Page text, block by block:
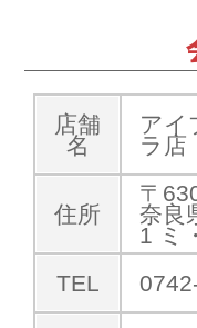
店舗
名
アイ
ラ店
住所
〒
奈良
1 ミ
TEL